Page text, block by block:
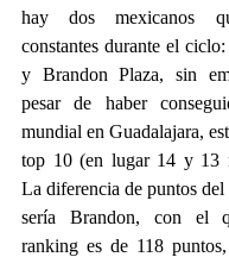
hay dos mexicanos
constantes durante el
y Brandon Plaza, sin
pesar de haber
mundial en Guadalajara,
top 10 (en lugar 14 y 13
La diferencia de puntos del
sería Brandon, con el
ranking es de 118